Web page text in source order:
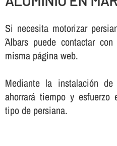
Si necesita motorizar
´Albars puede contactar
misma página web.
Mediante la instalación
ahorrará tiempo y esfuerzo
tipo de persiana.